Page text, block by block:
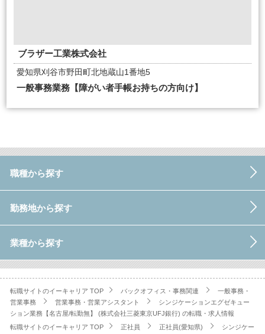
ブラザー工業株式会社
愛知県刈谷市野田町北地蔵山1番地5
一般事務業務【障がい者手帳お持ちの方向け】
職種から探す
勤務地から探す
業種から探す
転職サイトのイーキャリア TOP バックオフィス・事務関連
一般事務・
営業事務
営業事務・営業アシスタント
シンジケーションエグゼキュー
ション業務【名古屋/転勤無】 (株式会社三菱東京UFJ銀行) の転職・求人情報
転職サイトのイーキャリア TOP
正社員 正社員(愛知県)
シンジケー